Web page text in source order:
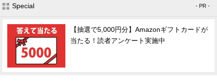
Special - PR -
【抽選で5,000円分】Amazonギフトカードが
当たる！読者アンケート実施中